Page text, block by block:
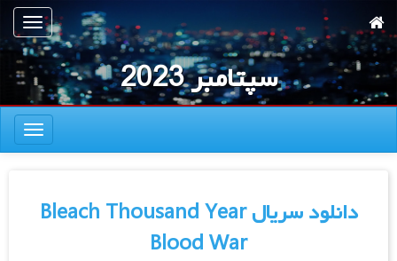
به
محتوای
اصلی
ناوبری
سپتامبر 2023
ناوبری
دانلود سریال Bleach Thousand Year
Blood War